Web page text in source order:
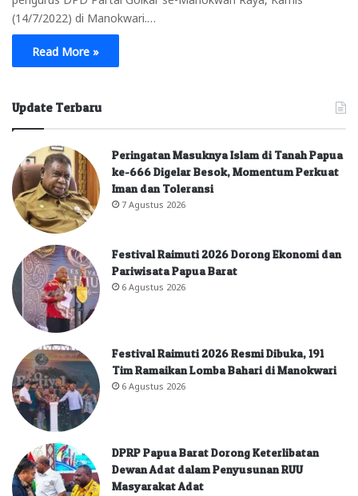
(14/7/2022) di Manokwari.…
Read More »
Update Terbaru
Peringatan Masuknya Islam di Tanah Papua
ke-666 Digelar Besok, Momentum Perkuat
Iman dan Toleransi
7 Agustus 2026
Festival Raimuti 2026 Dorong Ekonomi dan
Pariwisata Papua Barat
6 Agustus 2026
Festival Raimuti 2026 Resmi Dibuka, 191
Tim Ramaikan Lomba Bahari di Manokwari
6 Agustus 2026
DPRP Papua Barat Dorong Keterlibatan
Dewan Adat dalam Penyusunan RUU
Masyarakat Adat